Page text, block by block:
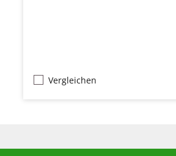
Vergleichen